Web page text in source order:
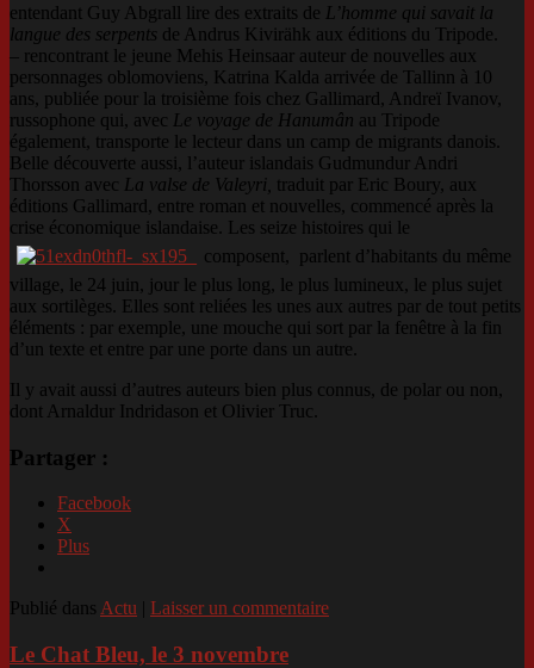
entendant Guy Abgrall lire des extraits de L’homme qui savait la
langue des serpents de Andrus Kivirähk aux éditions du Tripode.
– rencontrant le jeune Mehis Heinsaar auteur de nouvelles aux
personnages oblomoviens, Katrina Kalda arrivée de Tallinn à 10
ans, publiée pour la troisième fois chez Gallimard, Andreï Ivanov,
russophone qui, avec
Le voyage de Hanumân au Tripode
également, transporte le lecteur dans un camp de migrants danois.
Belle découverte aussi, l’auteur islandais Gudmundur Andri
Thorsson avec
La valse de Valeyri, traduit par Eric Boury, aux
éditions Gallimard, entre roman et nouvelles, commencé après la
crise économique islandaise. Les seize histoires qui le
composent, parlent d’habitants du même
village, le 24 juin, jour le plus long, le plus lumineux, le plus sujet
aux sortilèges. Elles sont reliées les unes aux autres par de tout petits
éléments : par exemple, une mouche qui sort par la fenêtre à la fin
d’un texte et entre par une porte dans un autre.
Il y avait aussi d’autres auteurs bien plus connus, de polar ou non,
dont Arnaldur Indridason et Olivier Truc.
Partager :
Facebook
X
Plus
Publié dans Actu | Laisser un commentaire
Le Chat Bleu, le 3 novembre